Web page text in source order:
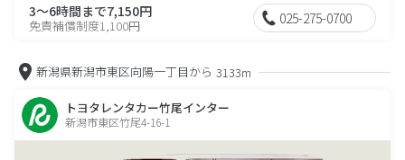
3～6時間まで7,150円
免責補償制度1,100円 025-275-0700
新潟県新潟市東区向陽一丁目から 3133m
トヨタレンタカー竹尾インター
新潟市東区竹尾4-16-1